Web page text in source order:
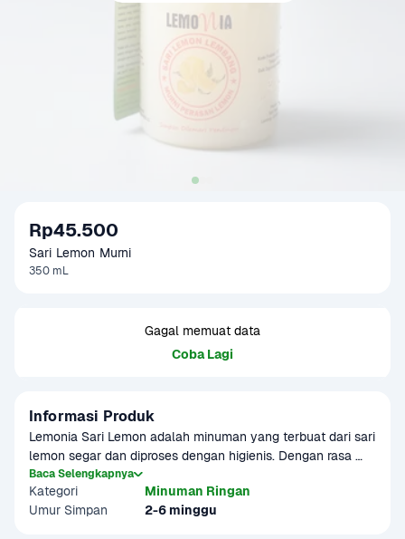
Rp45.500
Sari Lemon Murni
350 mL
Gagal memuat data
Coba Lagi
Informasi Produk
Lemonia Sari Lemon adalah minuman yang terbuat dari sari
lemon segar dan diproses dengan higienis. Dengan rasa
lemon yang menyegarkan. Dapat disajikan dingin maupun
hangat.
Produk sudah terverifikasi halal.
Baca Selengkapnya
Kategori
Minuman Ringan
Umur Simpan
2-6 minggu